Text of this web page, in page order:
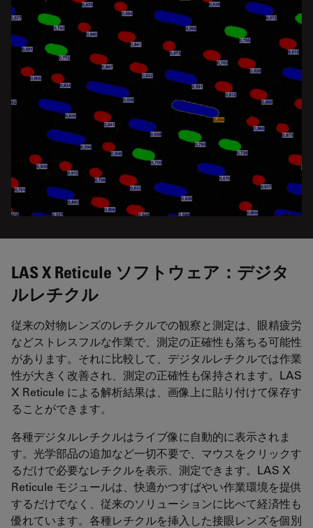
LAS X Reticule ソフトウェア：デジタ
ルレチクル
従来の対物レンズのレチクルでの観察と測定は、眼精疲労
などストレスフルな作業で、測定の正確性も落ちる可能性
があります。それに比較して、デジタルレチクルでは作業
性が大きく改善され、測定の正確性も保持されます。LAS
X Reticule による解析結果は、画像上に貼り付けて保存す
ることができます。
各種デジタルレチクルはライブ像に自動的に表示されま
す。光学部品の追加など一切不要で、マウスをクリックす
るだけで必要なレチクルを表示、測定できます。LAS X
Reticule モジュールは、快適かつすばやい作業環境を提供
するだけでなく、従来のソリューションに比べて経済性も
優れています。各種レチクルを挿入した接眼レンズを個別